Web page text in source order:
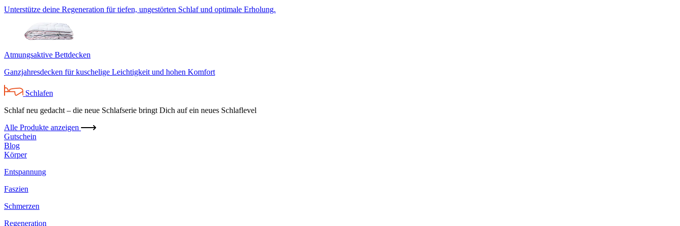
Unterstütze deine Regeneration für tiefen, ungestörten Schlaf und optimale Erholung.
Atmungsaktive Bettdecken
Ganzjahresdecken für kuschelige Leichtigkeit und hohen Komfort
Schlafen
Schlaf neu gedacht – die neue Schlafserie bringt Dich auf ein neues Schlaflevel
Alle Produkte anzeigen
Gutschein
Blog
Körper
Entspannung
Faszien
Schmerzen
Regeneration